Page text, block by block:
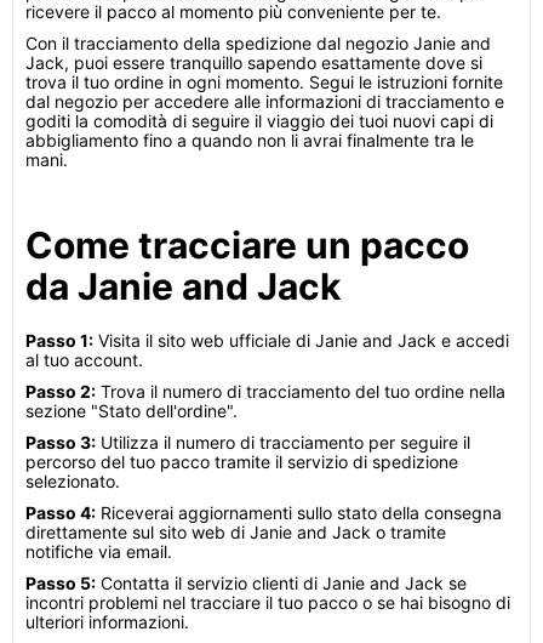
ricevere il pacco al momento più conveniente per te.
Con il tracciamento della spedizione dal negozio Janie and
Jack, puoi essere tranquillo sapendo esattamente dove si
trova il tuo ordine in ogni momento. Segui le istruzioni fornite
dal negozio per accedere alle informazioni di tracciamento e
goditi la comodità di seguire il viaggio dei tuoi nuovi capi di
abbigliamento fino a quando non li avrai finalmente tra le
mani.
Come tracciare un pacco
da Janie and Jack
Passo 1: Visita il sito web ufficiale di Janie and Jack e accedi
al tuo account.
Passo 2: Trova il numero di tracciamento del tuo ordine nella
sezione "Stato dell'ordine".
Passo 3: Utilizza il numero di tracciamento per seguire il
percorso del tuo pacco tramite il servizio di spedizione
selezionato.
Passo 4: Riceverai aggiornamenti sullo stato della consegna
direttamente sul sito web di Janie and Jack o tramite
notifiche via email.
Passo 5: Contatta il servizio clienti di Janie and Jack se
incontri problemi nel tracciare il tuo pacco o se hai bisogno di
ulteriori informazioni.